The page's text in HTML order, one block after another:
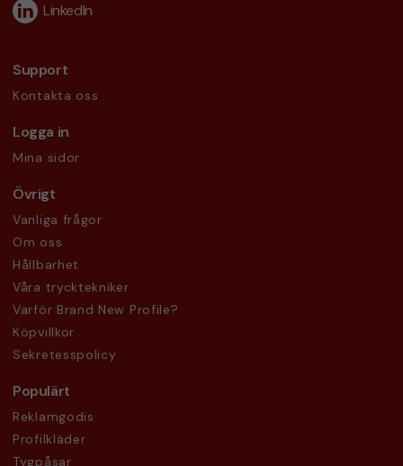
LinkedIn
Support
Kontakta oss
Logga in
Mina sidor
Övrigt
Vanliga frågor
Om oss
Hållbarhet
Våra trycktekniker
Varför Brand New Profile?
Köpvillkor
Sekretesspolicy
Populärt
Reklamgodis
Profilkläder
Tygpåsar